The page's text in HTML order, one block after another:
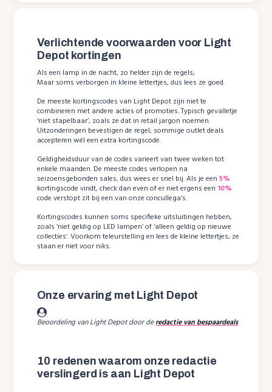
Verlichtende voorwaarden voor Light
Depot kortingen
Als een lamp in de nacht, zo helder zijn de regels;
Maar soms verborgen in kleine lettertjes, dus lees ze goed.
De meeste kortingscodes van Light Depot zijn niet te
combineren met andere acties of promoties. Typisch gevalletje
‘niet stapelbaar’, zoals ze dat in retail jargon noemen.
Uitzonderingen bevestigen de regel; sommige outlet deals
accepteren wél een extra kortingscode.
Geldigheidsduur van de codes varieert van twee weken tot
enkele maanden. De meeste codes verlopen na
seizoensgebonden sales, dus wees er snel bij. Als je een5%
kortingscode vindt, check dan even of er niet ergens een 10%
code verstopt zit bij een van onze concullega’s.
Kortingscodes kunnen soms specifieke uitsluitingen hebben,
zoals ‘niet geldig op LED lampen’ of ‘alleen geldig op nieuwe
collecties’. Voorkom teleurstelling en lees de kleine lettertjes; ze
staan er niet voor niks.
Onze ervaring met Light Depot
Beoordeling van Light Depot door deredactie van bespaardeals
10 redenen waarom onze redactie
verslingerd is aan Light Depot